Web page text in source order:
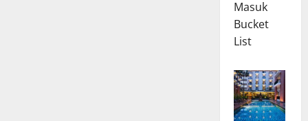
Masuk
Bucket
List